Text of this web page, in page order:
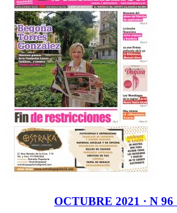
OCTUBRE 2021 · N 96